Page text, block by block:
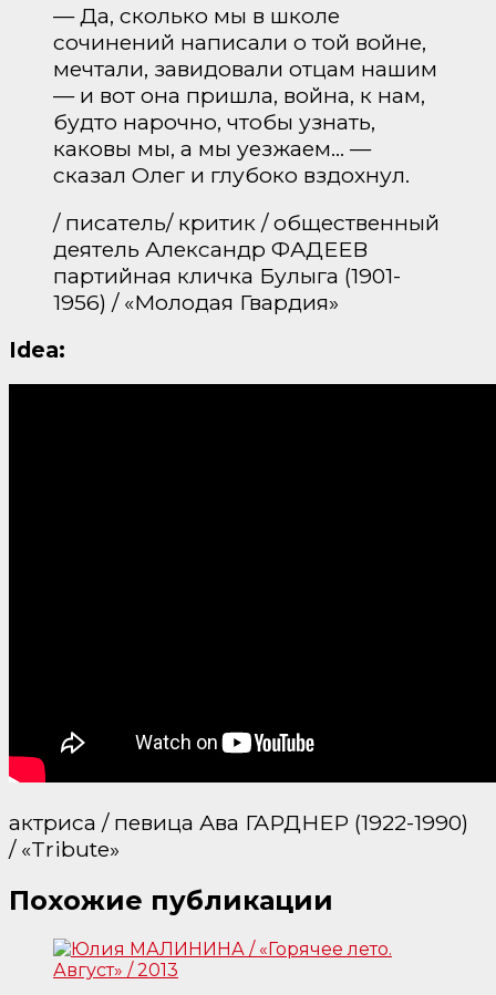
— Да, сколько мы в школе
сочинений написали о той войне,
мечтали, завидовали отцам нашим
— и вот она пришла, война, к нам,
будто нарочно, чтобы узнать,
каковы мы, а мы уезжаем… —
сказал Олег и глубоко вздохнул.
/ писатель/ критик / общественный
деятель Александр ФАДЕЕВ
партийная кличка Булыга (1901-
1956) / «Молодая Гвардия»
Idea:
актриса / певица Ава ГАРДНЕР (1922-1990)
/ «Tribute»
Похожие публикации